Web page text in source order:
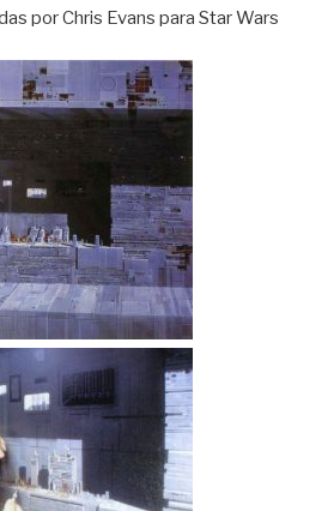
por Chris Evans para Star Wars